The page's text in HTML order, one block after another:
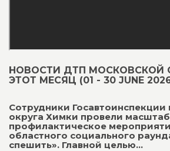
НОВОСТИ ДТП МОСКОВСКОЙ
ЭТОТ МЕСЯЦ (01 - 30 JUNE
Сотрудники Госавтоинспекции
округа Химки провели
профилактическое
областного социального
спешить». Главной целью...